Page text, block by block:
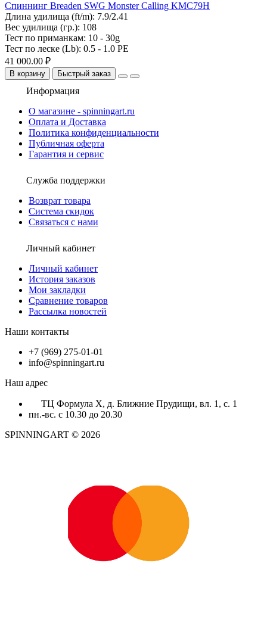
Спиннинг Breaden SWG Monster Calling KMC79H
Длина удилища (ft/m): 7.9/2.41
Вес удилища (гр.): 108
Тест по приманкам: 10 - 30g
Тест по леске (Lb): 0.5 - 1.0 PE
41 000.00 ₽
В корзину Быстрый заказ
Информация
О магазине - spinningart.ru
Оплата и Доставка
Политика конфиденциальности
Публичная оферта
Гарантия и сервис
Служба поддержки
Возврат товара
Система скидок
Связаться с нами
Личный кабинет
Личный кабинет
История заказов
Мои закладки
Сравнение товаров
Рассылка новостей
Наши контакты
+7 (969) 275-01-01
info@spinningart.ru
Наш адрес
ТЦ Формула X, д. Ближние Прудищи, вл. 1, с. 1
пн.-вс. с 10.30 до 20.30
SPINNINGART © 2026